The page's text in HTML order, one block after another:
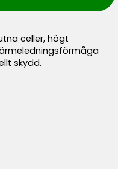
celler, högt
skydd.